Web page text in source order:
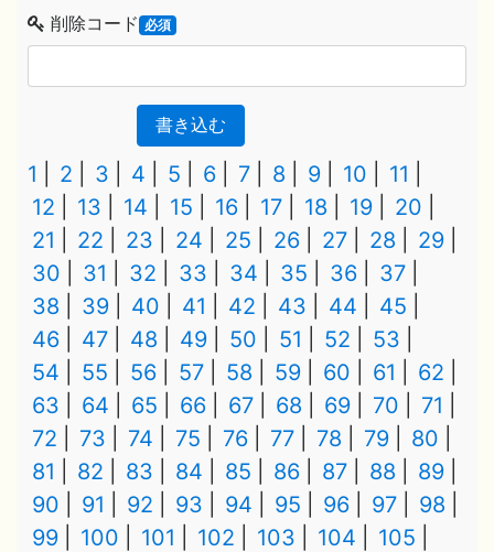
削除コード 必須
書き込む
1 2 3 4 5 6 7 8 9 10
11
12
13 14 15 16 17 18 19
20
21
22 23 24 25 26 27 28
29
30
31 32 33 34 35 36
37
38
39 40 41 42 43 44
45
46
47 48 49 50 51 52
53
54
55 56 57 58 59 60 61
62
63
64 65 66 67 68 69 70
71
72
73 74 75 76 77 78 79
80
81
82 83 84 85 86 87 88
89
90
91 92 93 94 95 96 97
98
99
100 101 102 103 104
105